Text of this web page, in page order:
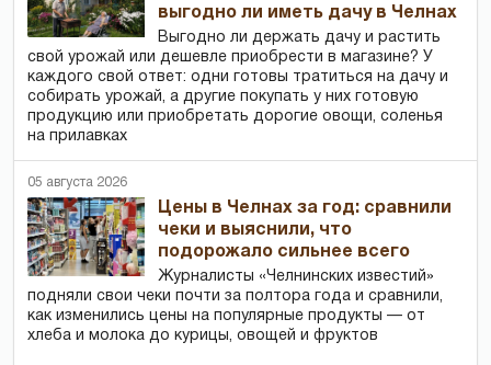
выгодно ли иметь дачу в Челнах
Выгодно ли держать дачу и растить
свой урожай или дешевле приобрести в магазине? У
каждого свой ответ: одни готовы тратиться на дачу и
собирать урожай, а другие покупать у них готовую
продукцию или приобретать дорогие овощи, соленья
на прилавках
05 августа 2026
Цены в Челнах за год: сравнили
чеки и выяснили, что
подорожало сильнее всего
Журналисты «Челнинских известий»
подняли свои чеки почти за полтора года и сравнили,
как изменились цены на популярные продукты — от
хлеба и молока до курицы, овощей и фруктов